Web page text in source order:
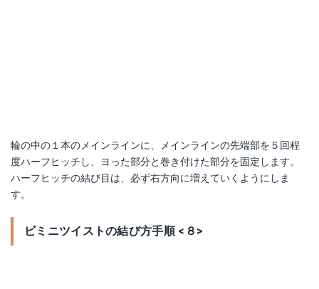
輪の中の１本のメインラインに、メインラインの先端部を５回程
度ハーフヒッチし、ヨった部分と巻き付けた部分を固定します。
ハーフヒッチの結び目は、必ず右方向に増えていくようにしま
す。
ビミニツイストの結び方手順 <８>